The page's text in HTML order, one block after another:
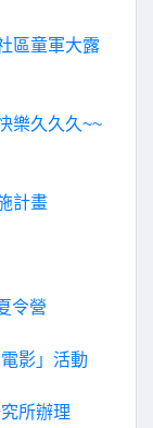
區童軍大露
樂久久久~~
計畫
令營
影」活動
所辦理